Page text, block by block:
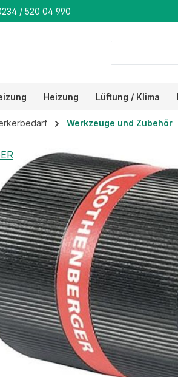
springen
/ 520 04 990
Heizung Lüftung / Klima
Werkzeuge und Zubehör